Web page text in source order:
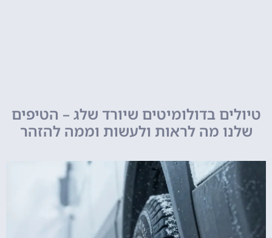
טיולים בדולומיטים שיורד שלג – הטיפים
שלנו מה לראות ולעשות וממה להזהר